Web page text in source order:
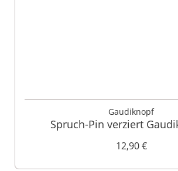
Gaudiknopf
Spruch-Pin verziert
12,90 €